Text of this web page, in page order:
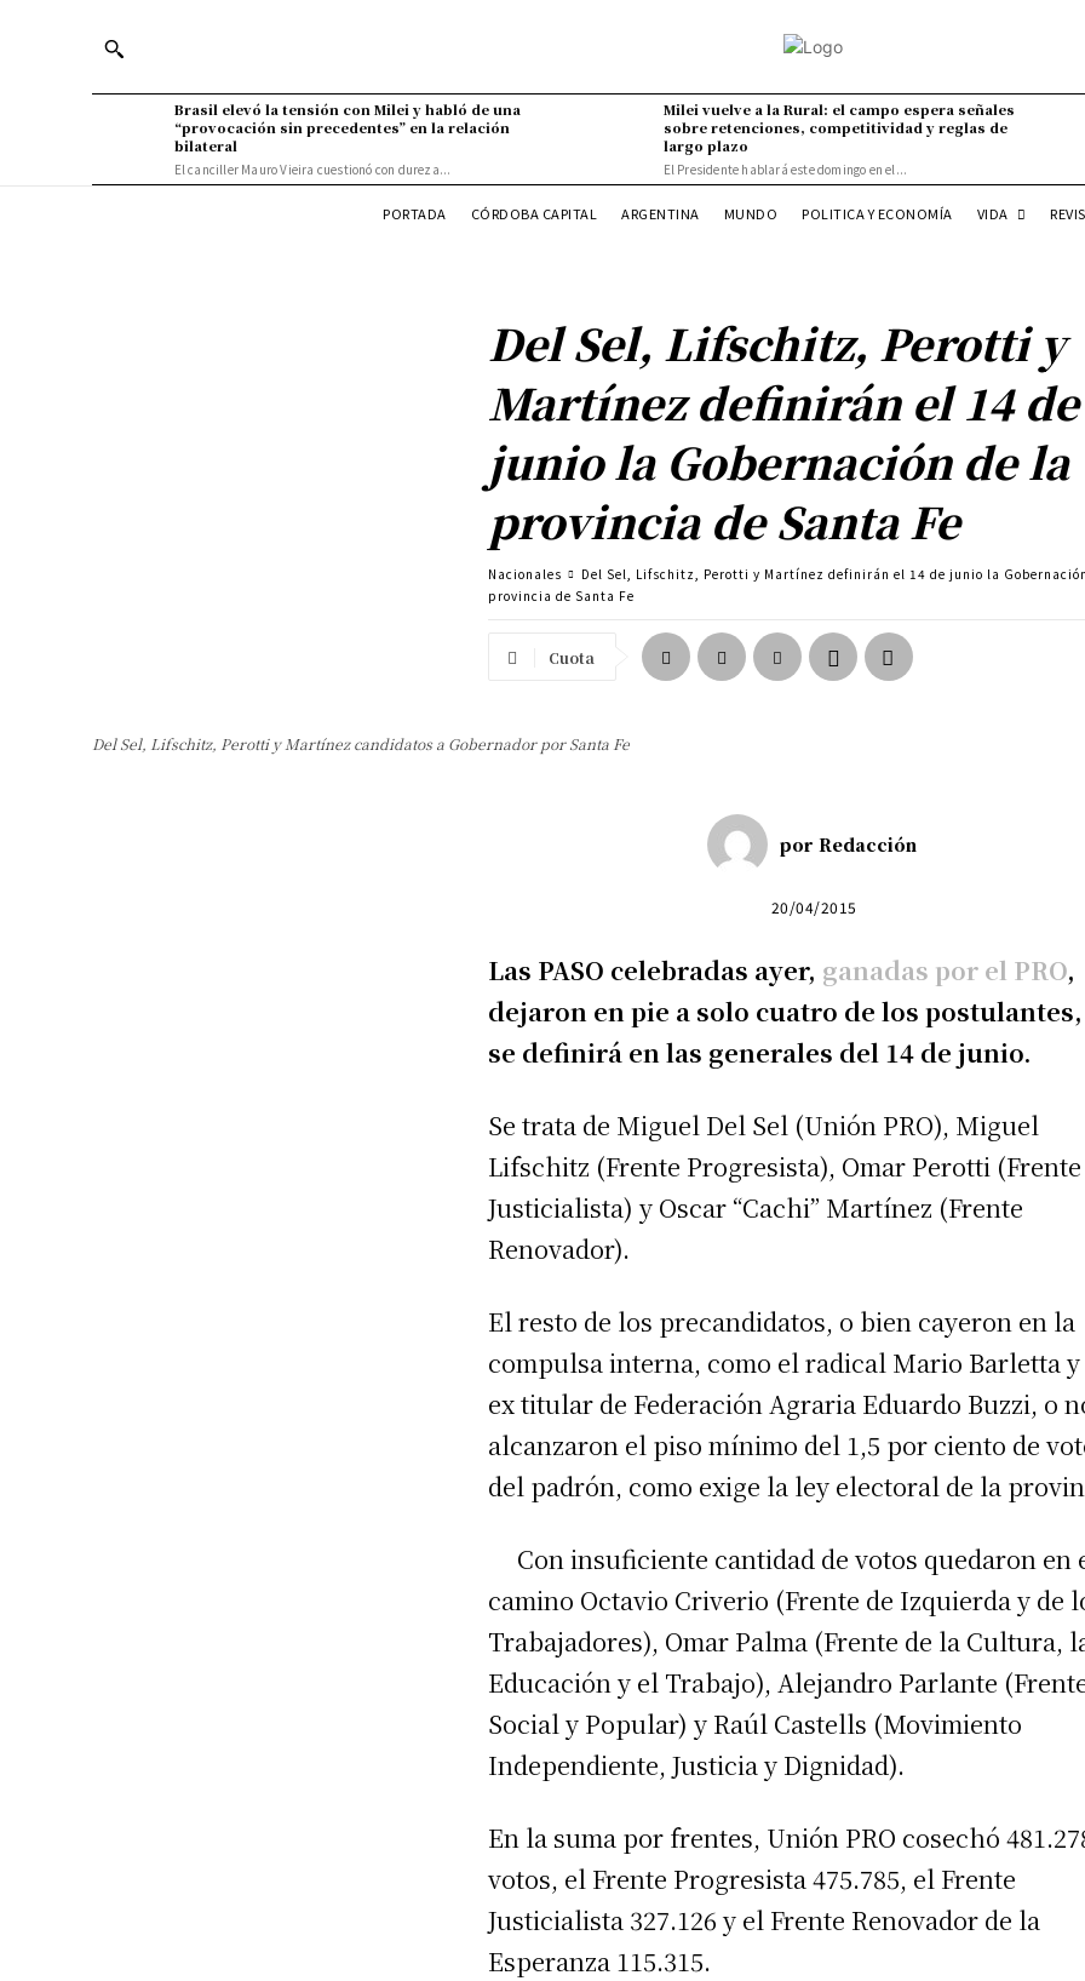
Brasil elevó la tensión con Milei y habló de una
“provocación sin precedentes” en la relación
bilateral
El canciller Mauro Vieira cuestionó con dureza...
Milei vuelve a la Rural: el campo espera señales
sobre retenciones, competitividad y reglas de
largo plazo
El Presidente hablará este domingo en el...
PORTADA CÓRDOBA CAPITAL ARGENTINA MUNDO POLITICA Y ECONOMÍA VIDA
Del Sel, Lifschitz, Perotti y
Martínez definirán el 14 de
junio la Gobernación de la
provincia de Santa Fe
Nacionales
Del Sel, Lifschitz, Perotti y Martínez definirán el 14 de junio la
provincia de Santa Fe
Cuota
Del Sel, Lifschitz, Perotti y Martínez candidatos a Gobernador por Santa Fe
por Redacción
20/04/2015
Las PASO celebradas ayer, ganadas por el PRO,
dejaron en pie a solo cuatro de los
se definirá en las generales del 14 de junio.
Se trata de Miguel Del Sel (Unión PRO), Miguel
Lifschitz (Frente Progresista), Omar Perotti (Frente
Justicialista) y Oscar “Cachi” Martínez (Frente
Renovador).
El resto de los precandidatos, o bien cayeron en la
compulsa interna, como el radical Mario Barletta
ex titular de Federación Agraria Eduardo Buzzi, o
alcanzaron el piso mínimo del 1,5 por ciento de
del padrón, como exige la ley electoral de la
Con insuficiente cantidad de votos quedaron en
camino Octavio Criverio (Frente de Izquierda y de
Trabajadores), Omar Palma (Frente de la Cultura,
Educación y el Trabajo), Alejandro Parlante
Social y Popular) y Raúl Castells (Movimiento
Independiente, Justicia y Dignidad).
En la suma por frentes, Unión PRO cosechó
votos, el Frente Progresista 475.785, el Frente
Justicialista 327.126 y el Frente Renovador de la
Esperanza 115.315.